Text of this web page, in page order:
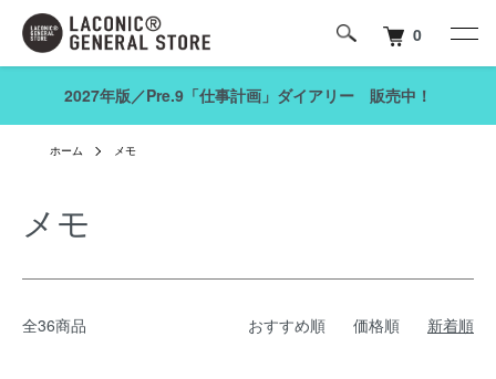
0
2027年版／Pre.9「仕事計画」ダイアリー 販売中！
ホーム メモ
メモ
全36商品 おすすめ順 価格順 新着順